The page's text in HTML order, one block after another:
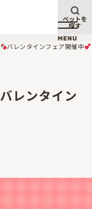
メニ
MENU
ペットを
探す
バレンタインフェア開催中
バレンタイン